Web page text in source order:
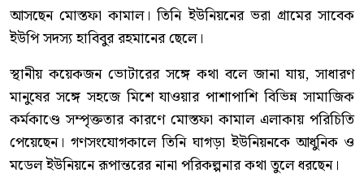
আসছেন মোস্তফা কামাল। তিনি ইউনিয়নের ভরা গ্রামের সাবেক
ইউপি সদস্য হাবিবুর রহমানের ছেলে।
স্থানীয় কয়েকজন ভোটারের সঙ্গে কথা বলে জানা যায়, সাধারণ
মানুষের সঙ্গে সহজে মিশে যাওয়ার পাশাপাশি বিভিন্ন সামাজিক
কর্মকাণ্ডে সম্পৃক্ততার কারণে মোস্তফা কামাল এলাকায় পরিচিতি
পেয়েছেন। গণসংযোগকালে তিনি ঘাগড়া ইউনিয়নকে আধুনিক ও
মডেল ইউনিয়নে রূপান্তরের নানা পরিকল্পনার কথা তুলে ধরছেন।